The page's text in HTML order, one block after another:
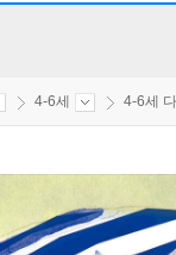
4-6세 4-6세